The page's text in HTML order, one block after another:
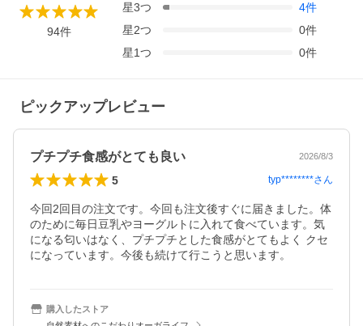
94件
星3つ 4件
星2つ 0件
星1つ 0件
ピックアップレビュー
プチプチ食感がとても良い 2026/8/3
5 typ********さん
今回2回目の注文です。今回も注文後すぐに届きました。体
のために毎日豆乳やヨーグルトに入れて食べています。気
になる匂いはなく、プチプチとした食感がとてもよく クセ
になっています。今後も続けて行こうと思います。
購入したストア